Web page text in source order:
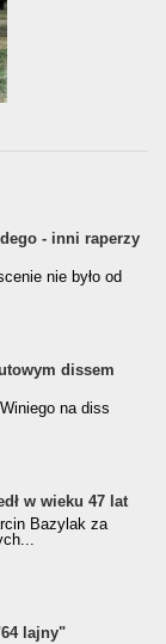
- inni raperzy
nie było od
dissem
na diss
w wieku 47 lat
Bazylak za
lajny"